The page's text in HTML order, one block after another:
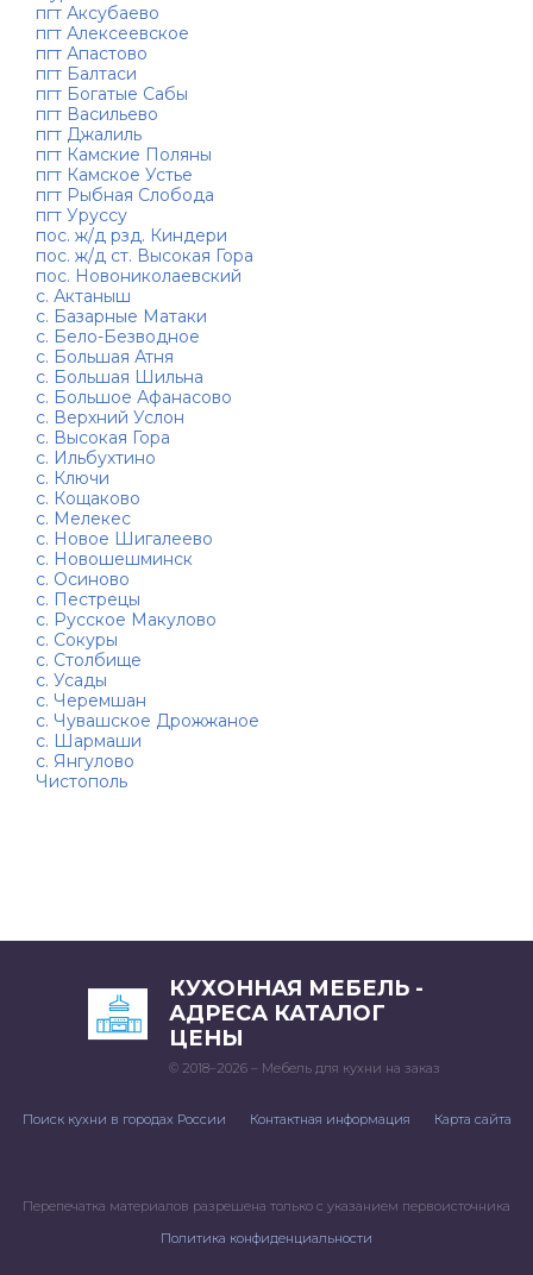
пгт Аксубаево
пгт Алексеевское
пгт Апастово
пгт Балтаси
пгт Богатые Сабы
пгт Васильево
пгт Джалиль
пгт Камские Поляны
пгт Камское Устье
пгт Рыбная Слобода
пгт Уруссу
пос. ж/д рзд. Киндери
пос. ж/д ст. Высокая Гора
пос. Новониколаевский
с. Актаныш
с. Базарные Матаки
с. Бело-Безводное
с. Большая Атня
с. Большая Шильна
с. Большое Афанасово
с. Верхний Услон
с. Высокая Гора
с. Ильбухтино
с. Ключи
с. Кощаково
с. Мелекес
с. Новое Шигалеево
с. Новошешминск
с. Осиново
с. Пестрецы
с. Русское Макулово
с. Сокуры
с. Столбище
с. Усады
с. Черемшан
с. Чувашское Дрожжаное
с. Шармаши
с. Янгулово
Чистополь
КУХОННАЯ МЕБЕЛЬ -
АДРЕСА КАТАЛОГ
ЦЕНЫ
© 2018–2026 – Мебель для кухни на заказ
Поиск кухни в городах России Контактная информация Карта сайта
Перепечатка материалов разрешена только с указанием первоисточника
Политика конфиденциальности